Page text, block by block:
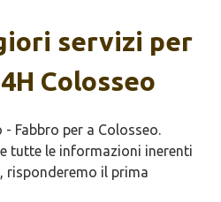
servizi per
Colosseo